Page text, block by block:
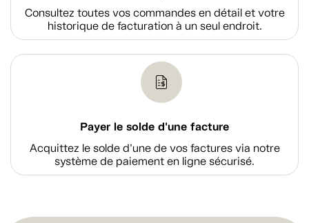
Consultez toutes vos commandes en détail et votre
historique de facturation à un seul endroit.
Payer le solde d'une facture
Acquittez le solde d’une de vos factures via notre
système de paiement en ligne sécurisé.